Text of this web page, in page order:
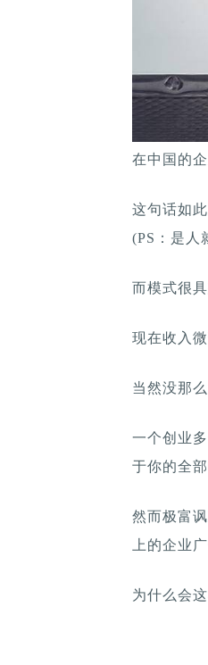
在中国的
这句话如
(PS：是人
而模式很
现在收入
当然没那
一个创业
于你的全
然而极富
上的企业
为什么会这